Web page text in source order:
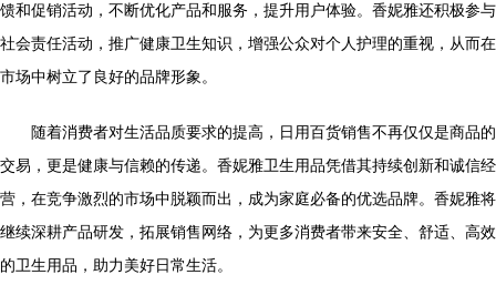
馈和促销活动，不断优化产品和服务，提升用户体验。香妮雅还积极参与
社会责任活动，推广健康卫生知识，增强公众对个人护理的重视，从而在
市场中树立了良好的品牌形象。
随着消费者对生活品质要求的提高，日用百货销售不再仅仅是商品的
交易，更是健康与信赖的传递。香妮雅卫生用品凭借其持续创新和诚信经
营，在竞争激烈的市场中脱颖而出，成为家庭必备的优选品牌。香妮雅将
继续深耕产品研发，拓展销售网络，为更多消费者带来安全、舒适、高效
的卫生用品，助力美好日常生活。